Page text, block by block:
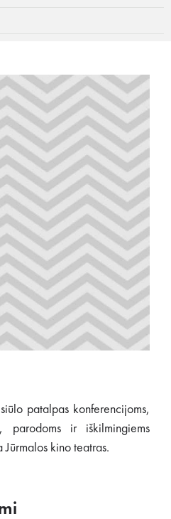
patalpas konferencijoms,
parodoms ir iškilmingiems
kino teatras.